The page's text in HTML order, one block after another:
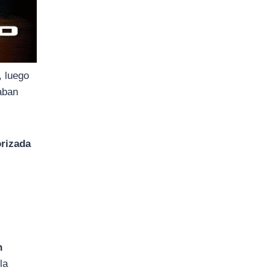
luego